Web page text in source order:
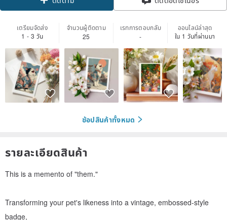
ติดตาม
เตรียมจัดส่ง
1 - 3 วัน
จำนวนผู้ติดตาม
25
เรทการตอบกลับ
-
ออนไลน์ล่าสุด
ใน 1 วันที่ผ่านมา
ช้อปสินค้าทั้งหมด
รายละเอียดสินค้า
This is a memento of "them."
Transforming your pet's likeness into a vintage, embossed-style
badge,